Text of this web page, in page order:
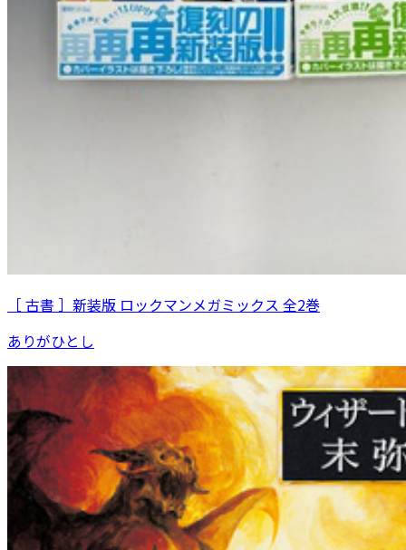
［ 古書 ］新装版 ロックマンメガミックス 全2巻
ありがひとし